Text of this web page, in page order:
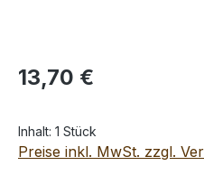
Regulärer Preis:
13,70 €
Inhalt: 1 Stück
Preise inkl. MwSt. zzgl.